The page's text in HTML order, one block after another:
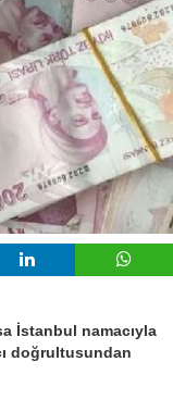
İstanbul namacıyla
doğrultusundan